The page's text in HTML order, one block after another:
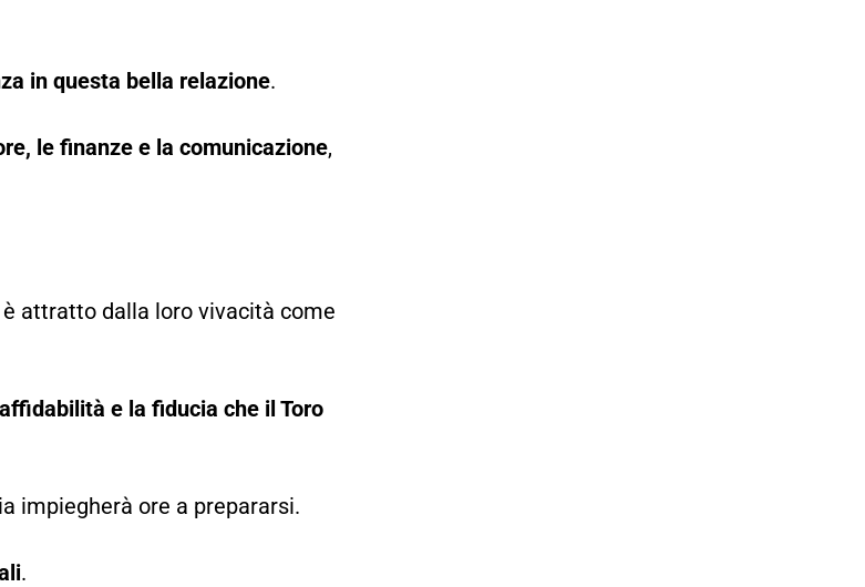
in questa bella relazione.
le finanze e la comunicazione,
attratto dalla loro vivacità come
e la fiducia che il Toro
impiegherà ore a prepararsi.
.